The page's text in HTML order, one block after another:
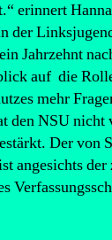
erinnert
der
Jahrzehnt
auf die
mehr
den NSU nicht
Der von
angesichts